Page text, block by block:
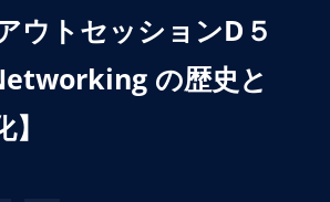
ウトセッションD５
の歴史と